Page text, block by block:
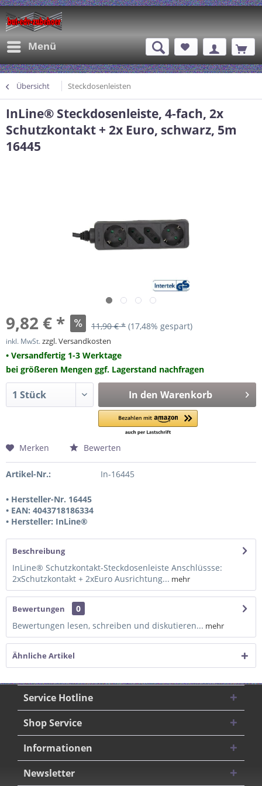
Menü
Übersicht Steckdosenleisten
InLine® Steckdosenleiste, 4-fach, 2x
Schutzkontakt + 2x Euro, schwarz, 5m
16445
9,82 € * 11,90 € * (17,48% gespart)
inkl. MwSt.zzgl. Versandkosten
• Versandfertig 1-3 Werktage
bei größeren Mengen ggf. Lagerstand nachfragen
In den Warenkorb
Merken Bewerten
Artikel-Nr.: In-16445
• Hersteller-Nr. 16445
• EAN: 4043718186334
• Hersteller: InLine®
Beschreibung
InLine® Schutzkontakt-Steckdosenleiste Anschlüssse:
2xSchutzkontakt + 2xEuro Ausrichtung... mehr
Bewertungen
0
Bewertungen lesen, schreiben und diskutieren... mehr
Ähnliche Artikel
Service Hotline
Shop Service
Informationen
Newsletter